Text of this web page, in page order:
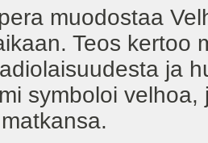
muodostaa
Teos kertoo
ja
symboloi